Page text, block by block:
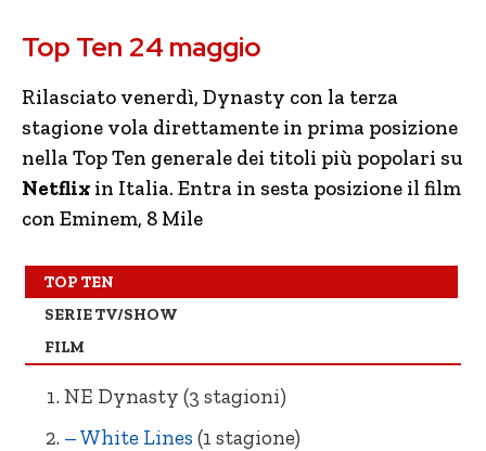
= White Lines (1 stagione)
= The Last Dance (docu-serie)
= SKAM Italia (4 stagioni)
= Vis a Vis (4 stagioni)
= Outer Banks (stagione 1 doppiata)
(docuserie9
– Non ho mai… (1 stagione)
= Into the Night (1 stagione)
= Cell Block 99 Nessuno può fermarmi
= La Missy Sbagliata
+ Un uragano all’improvviso
– Ti amo, imbecille
– One Day
– Natale da Chef
+Dangerous Lies
RE Il caso Spotlight
Top Ten 24 maggio
Rilasciato venerdì, Dynasty con la terza
stagione vola direttamente in prima posizione
nella Top Ten generale dei titoli più popolari su
Netflix in Italia. Entra in sesta posizione il film
con Eminem, 8 Mile
TOP TEN
SERIE TV/SHOW
FILM
NE Dynasty (3 stagioni)
– White Lines (1 stagione)